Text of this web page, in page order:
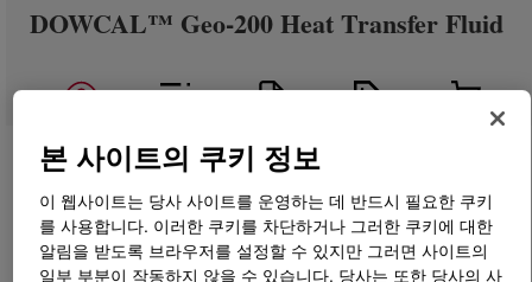
DOWCAL™ Geo-200 Heat Transfer Fluid
본 사이트의 쿠키 정보
이 웹사이트는 당사 사이트를 운영하는 데 반드시 필요한 쿠키
를 사용합니다. 이러한 쿠키를 차단하거나 그러한 쿠키에 대한
알림을 받도록 브라우저를 설정할 수 있지만 그러면 사이트의
일부 부분이 작동하지 않을 수 있습니다. 당사는 또한 당사의 사